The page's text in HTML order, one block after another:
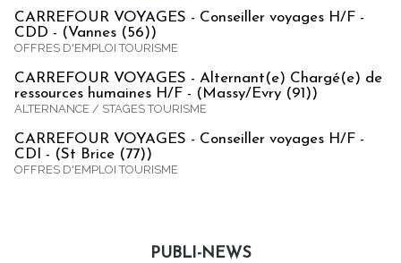
CARREFOUR VOYAGES - Conseiller voyages H/F -
CDD - (Vannes (56))
OFFRES D'EMPLOI TOURISME
CARREFOUR VOYAGES - Alternant(e) Chargé(e) de
ressources humaines H/F - (Massy/Evry (91))
ALTERNANCE / STAGES TOURISME
CARREFOUR VOYAGES - Conseiller voyages H/F -
CDI - (St Brice (77))
OFFRES D'EMPLOI TOURISME
PUBLI-NEWS